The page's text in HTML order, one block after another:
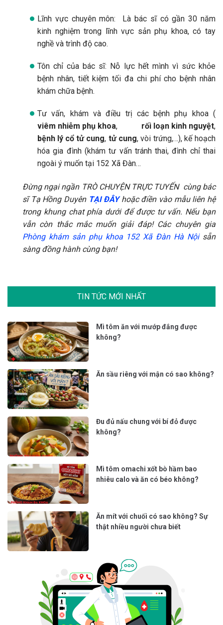
Lĩnh vực chuyên môn: Là bác sĩ có gần 30 năm
kinh nghiệm trong lĩnh vực sản phụ khoa, có tay
nghề và trình độ cao.
Tôn chỉ của bác sĩ: Nỗ lực hết mình vì sức khỏe
bệnh nhân, tiết kiệm tối đa chi phí cho bệnh nhân
khám chữa bệnh.
Tư vấn, khám và điều trị các bệnh phụ khoa (
viêm nhiễm phụ khoa, rối loạn kinh nguyệt,
bệnh lý cổ tử cung, tử cung, vòi trứng,…), kế hoạch
hóa gia đình (khám tư vấn tránh thai, đình chỉ thai
ngoài ý muốn tại 152 Xã Đàn…
Đừng ngại ngần TRÒ CHUYỆN TRỰC TUYẾN cùng bác
sĩ Tạ Hồng Duyên TẠI ĐÂYhoặc điền vào mẫu liên hệ
trong khung chat phía dưới để được tư vấn. Nếu bạn
vẫn còn thắc mắc muốn giải đáp! Các chuyên gia
Phòng khám sản phụ khoa 152 Xã Đàn Hà Nộisẵn
sàng đồng hành cùng bạn!
TIN TỨC MỚI NHẤT
Mì tôm ăn với mướp đắng được
không?
Ăn sầu riêng với mận có sao không?
Đu đủ nấu chung với bí đỏ được
không?
Mì tôm omachi xốt bò hầm bao
nhiêu calo và ăn có béo không?
Ăn mít với chuối có sao không? Sự
thật nhiều người chưa biết